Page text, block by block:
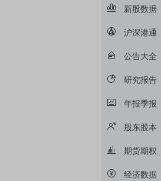
新股数据
沪深港通
公告大全
研究报告
年报季报
股东股本
期货期权
经济数据